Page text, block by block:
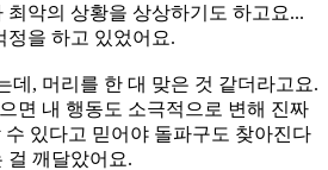
최악의 상황을 상상하기도 하고요...
정을 하고 있었어요.
데, 머리를 한 대 맞은 것 같더라고요.
면 내 행동도 소극적으로 변해 진짜
있다고 믿어야 돌파구도 찾아진다
걸 깨달았어요.